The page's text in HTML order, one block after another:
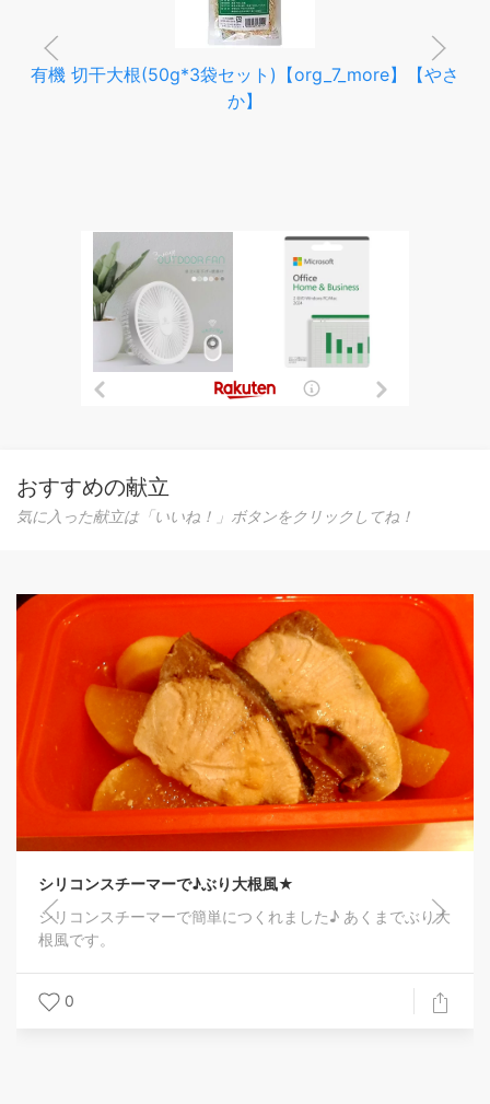
有機 切干大根(50g*3袋セット)【org_7_more】【やさ
か】
おすすめの献立
気に入った献立は「いいね！」ボタンをクリックしてね！
シリコンスチーマーで♪ぶり大根風★
シリコンスチーマーで簡単につくれました♪ あくまでぶり大
根風です。
0